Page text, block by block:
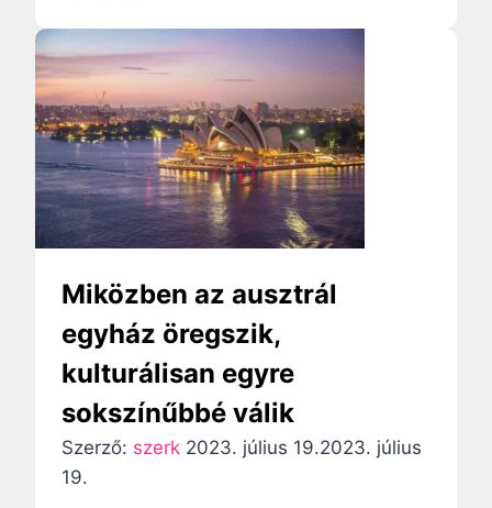
d
e
n
k
a
t
o
l
k
n
a
k
á
s
s
z
a
b
a
d
g
a
–
z
g
y
v
e
r
e
k
a
i
r
i
u
Miközben az ausztrál
egyház öregszik,
kulturálisan egyre
sokszínűbbé válik
Szerző: szerk 2023. július 19.2023. július
19.